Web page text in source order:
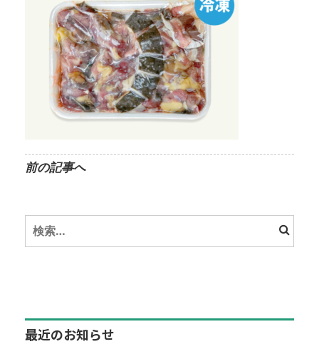
前の記事へ
最近のお知らせ